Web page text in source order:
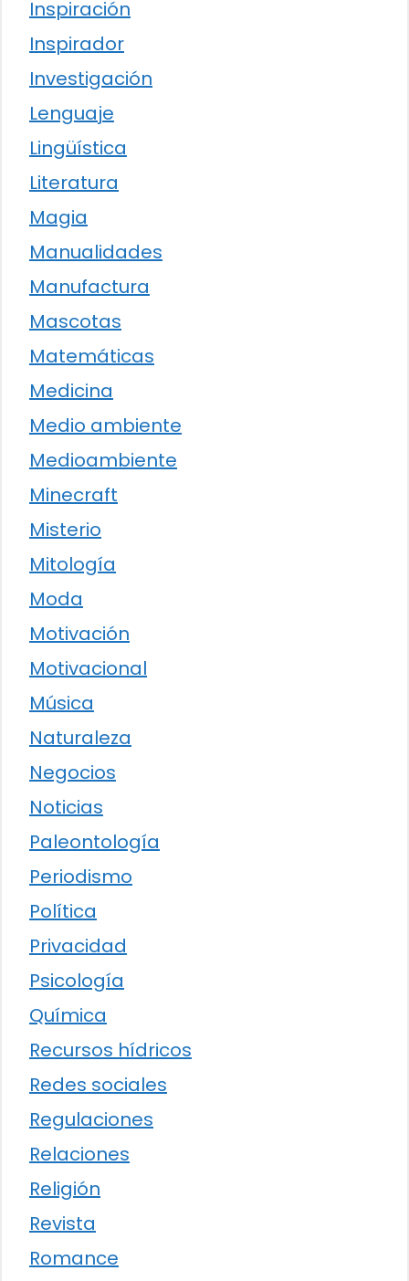
Inspiración
Inspirador
Investigación
Lenguaje
Lingüística
Literatura
Magia
Manualidades
Manufactura
Mascotas
Matemáticas
Medicina
Medio ambiente
Medioambiente
Minecraft
Misterio
Mitología
Moda
Motivación
Motivacional
Música
Naturaleza
Negocios
Noticias
Paleontología
Periodismo
Política
Privacidad
Psicología
Química
Recursos hídricos
Redes sociales
Regulaciones
Relaciones
Religión
Revista
Romance